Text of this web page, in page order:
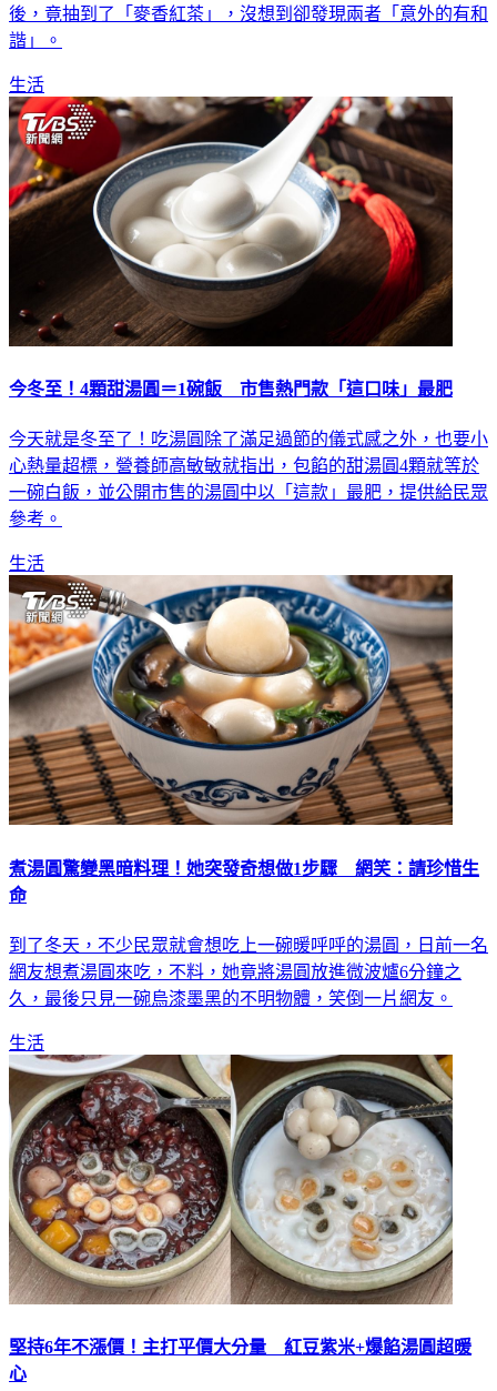
後，竟抽到了「麥香紅茶」，沒想到卻發現兩者「意外的有和
諧」。
生活
今冬至！4顆甜湯圓＝1碗飯 市售熱門款「這口味」最肥
今天就是冬至了！吃湯圓除了滿足過節的儀式感之外，也要小
心熱量超標，營養師高敏敏就指出，包餡的甜湯圓4顆就等於
一碗白飯，並公開市售的湯圓中以「這款」最肥，提供給民眾
參考。
生活
煮湯圓驚變黑暗料理！她突發奇想做1步驟 網笑：請珍惜生
命
到了冬天，不少民眾就會想吃上一碗暖呼呼的湯圓，日前一名
網友想煮湯圓來吃，不料，她竟將湯圓放進微波爐6分鐘之
久，最後只見一碗烏漆墨黑的不明物體，笑倒一片網友。
生活
堅持6年不漲價！主打平價大分量 紅豆紫米+爆餡湯圓超暖
心